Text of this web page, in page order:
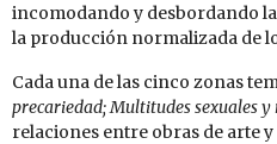
incomodando y desbordando
la producción normalizada de
Cada una de las cinco zonas
precariedad; Multitudes sexuales
relaciones entre obras de arte